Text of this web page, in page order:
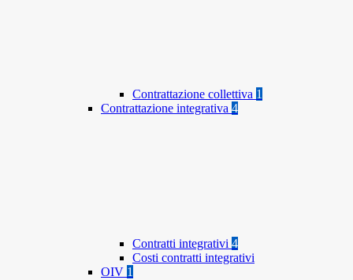
Contrattazione collettiva 1
Contrattazione integrativa 4
Contratti integrativi 4
Costi contratti integrativi
OIV 1